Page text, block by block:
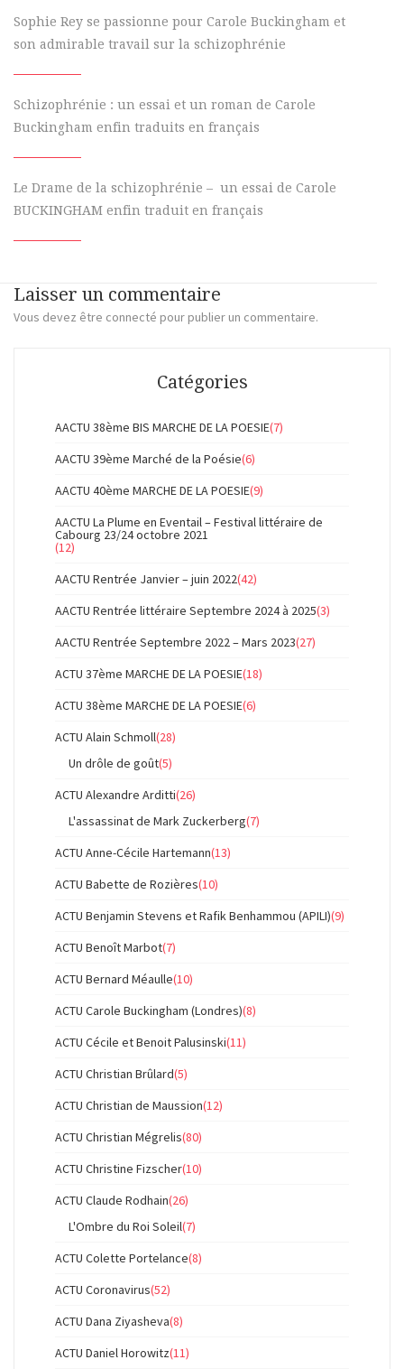
Sophie Rey se passionne pour Carole Buckingham et
son admirable travail sur la schizophrénie
Schizophrénie : un essai et un roman de Carole
Buckingham enfin traduits en français
Le Drame de la schizophrénie – un essai de Carole
BUCKINGHAM enfin traduit en français
Laisser un commentaire
Vous devez être connecté pour publier un commentaire.
Catégories
AACTU 38ème BIS MARCHE DE LA POESIE(7)
AACTU 39ème Marché de la Poésie(6)
AACTU 40ème MARCHE DE LA POESIE(9)
AACTU La Plume en Eventail – Festival littéraire de
Cabourg 23/24 octobre 2021
(12)
AACTU Rentrée Janvier – juin 2022(42)
AACTU Rentrée littéraire Septembre 2024 à 2025(3)
AACTU Rentrée Septembre 2022 – Mars 2023(27)
ACTU 37ème MARCHE DE LA POESIE(18)
ACTU 38ème MARCHE DE LA POESIE(6)
ACTU Alain Schmoll(28)
Un drôle de goût(5)
ACTU Alexandre Arditti(26)
L'assassinat de Mark Zuckerberg(7)
ACTU Anne-Cécile Hartemann(13)
ACTU Babette de Rozières(10)
ACTU Benjamin Stevens et Rafik Benhammou (APILI)(9)
ACTU Benoît Marbot(7)
ACTU Bernard Méaulle(10)
ACTU Carole Buckingham (Londres)(8)
ACTU Cécile et Benoit Palusinski(11)
ACTU Christian Brûlard(5)
ACTU Christian de Maussion(12)
ACTU Christian Mégrelis(80)
ACTU Christine Fizscher(10)
ACTU Claude Rodhain(26)
L'Ombre du Roi Soleil(7)
ACTU Colette Portelance(8)
ACTU Coronavirus(52)
ACTU Dana Ziyasheva(8)
ACTU Daniel Horowitz(11)